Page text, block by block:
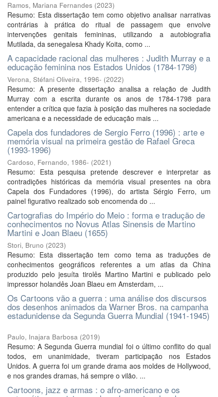
Ramos, Mariana Fernandes (2023)
Resumo: Esta dissertação tem como objetivo analisar narrativas
contrárias à prática do ritual de passagem que envolve
intervenções genitais femininas, utilizando a autobiografia
Mutilada, da senegalesa Khady Koita, como ...
A capacidade racional das mulheres : Judith Murray e a
educação feminina nos Estados Unidos (1784-1798)
Verona, Stéfani Oliveira, 1996- (2022)
Resumo: A presente dissertação analisa a relação de Judith
Murray com a escrita durante os anos de 1784-1798 para
entender a crítica que fazia à posição das mulheres na sociedade
americana e a necessidade de educação mais ...
Capela dos fundadores de Sergio Ferro (1996) : arte e
memória visual na primeira gestão de Rafael Greca
(1993-1996)
Cardoso, Fernando, 1986- (2021)
Resumo: Esta pesquisa pretende descrever e interpretar as
contradições históricas da memória visual presentes na obra
Capela dos Fundadores (1996), do artista Sérgio Ferro, um
painel figurativo realizado sob encomenda do ...
Cartografias do Império do Meio : forma e tradução de
conhecimentos no Novus Atlas Sinensis de Martino
Martini e Joan Blaeu (1655)
Stori, Bruno (2023)
Resumo: Esta dissertação tem como tema as traduções de
conhecimentos geográficos referentes a um atlas da China
produzido pelo jesuíta tirolês Martino Martini e publicado pelo
impressor holandês Joan Blaeu em Amsterdam, ...
Os Cartoons vão a guerra : uma análise dos discursos
dos desenhos animados da Warner Bros. na campanha
estadunidense da Segunda Guerra Mundial (1941-1945)
Paulo, Inajara Barbosa (2019)
Resumo: A Segunda Guerra mundial foi o último conflito do qual
todos, em unanimidade, tiveram participação nos Estados
Unidos. A guerra foi um grande drama aos moldes de Hollywood,
e nos grandes dramas, há sempre o vilão. ...
Cartoons, jazz e armas : o afro-americano e os